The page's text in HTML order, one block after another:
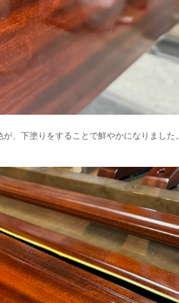
、下塗りをすることで鮮やかになりました。